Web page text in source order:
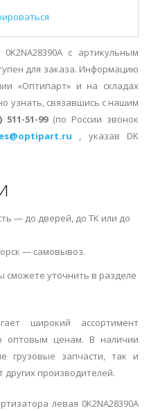
с артикульным
для заказа. Информацию
«Оптипарт» и на складах
узнать, связавшись с нашим
511-51-99(по России звонок
, указав DK
— до дверей, до ТК или до
— самовывоз.
уточнить в разделе
широкий ассортимент
оптовым ценам. В наличии
грузовые запчасти, так и
производителей.
левая 0K2NA28390A